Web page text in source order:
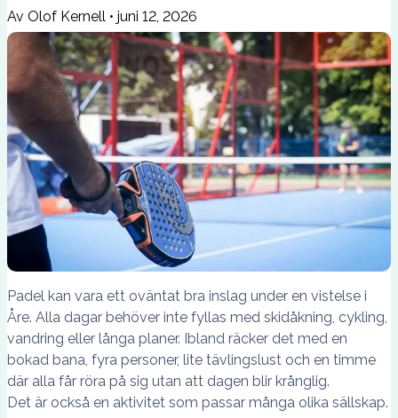
Av Olof Kernell • juni 12, 2026
Padel kan vara ett oväntat bra inslag under en vistelse i
Åre. Alla dagar behöver inte fyllas med skidåkning, cykling,
vandring eller långa planer. Ibland räcker det med en
bokad bana, fyra personer, lite tävlingslust och en timme
där alla får röra på sig utan att dagen blir krånglig.
Det är också en aktivitet som passar många olika sällskap.